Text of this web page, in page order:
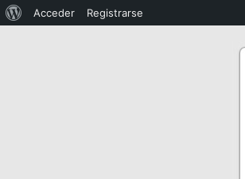
Acceder Registrarse